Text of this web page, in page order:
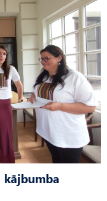
kājbumba